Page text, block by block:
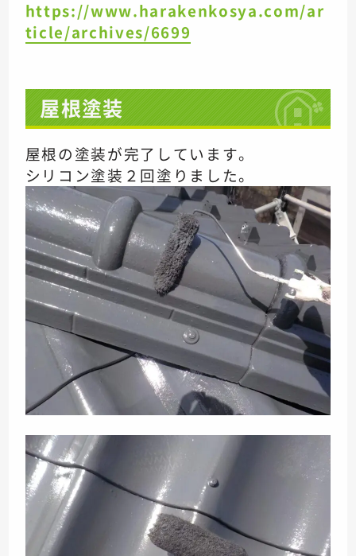
https://www.harakenkosya.com/ar
ticle/archives/6699
屋根塗装
屋根の塗装が完了しています。
シリコン塗装２回塗りました。